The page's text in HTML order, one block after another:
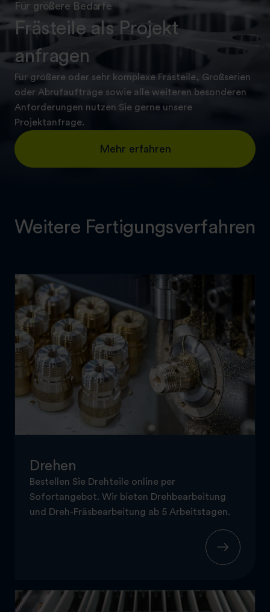
Für größere Bedarfe
Frästeile als Projekt
anfragen
Für größere oder sehr komplexe Frästeile, Großserien
oder Abrufaufträge sowie alle weiteren besonderen
Anforderungen nutzen Sie gerne unsere
Projektanfrage.
Mehr erfahren
Weitere Fertigungsverfahren
Drehen
Bestellen Sie Drehteile online per
Sofortangebot. Wir bieten Drehbearbeitung
und Dreh-Fräsbearbeitung ab 5 Arbeitstagen.